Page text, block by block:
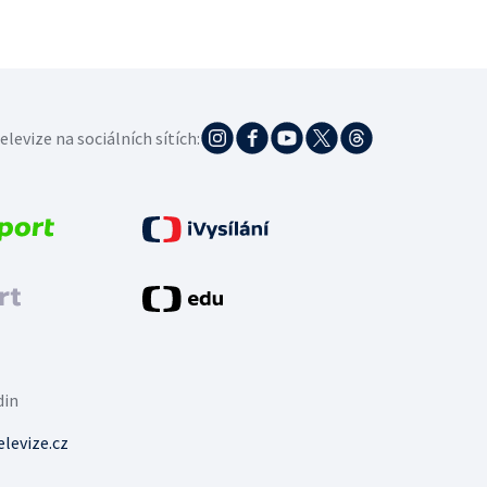
na sociálních sítích: